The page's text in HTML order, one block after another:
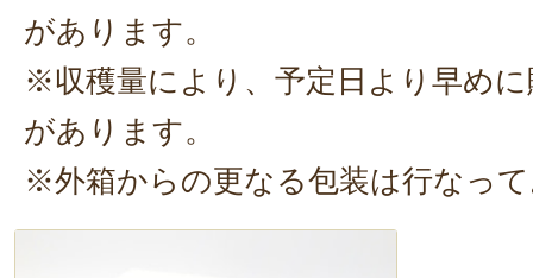
があります。
※収穫量により、予定日より早め
があります。
※外箱からの更なる包装は行なっ